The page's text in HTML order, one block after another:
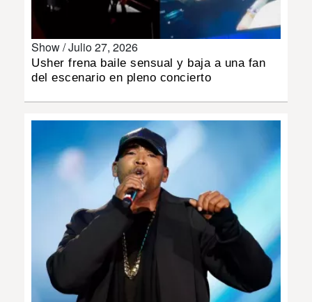
DEPORTES
MULTIMEDIA
Show /Julio 27, 2026
Usher frena baile sensual y baja a una fan
del escenario en pleno concierto